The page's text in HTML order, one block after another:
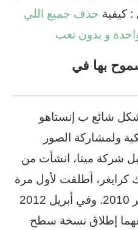
كيفية حذف جميع اللي
واحدة و بدون تعب
بها في
شائع ب إنستاهو
ولمشاركة الصور
شركة ميتا، انشأت من
كرايغر، أطلقت لأول مرة
لأنظمة آي أو إس في أكتوبر 2010. وفي أبريل 2012
إطلاق نسخة سطح